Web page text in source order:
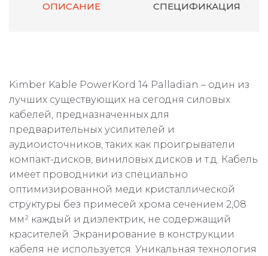
ОПИСАНИЕ СПЕЦИФИКАЦИЯ
Kimber Kable PowerKord 14 Palladian – один из
лучших существующих на сегодня силовых
кабелей, предназначенных для
предварительных усилителей и
аудиоисточников, таких как проигрыватели
компакт-дисков, виниловых дисков и т.д. Кабель
имеет проводники из специально
оптимизированной меди кристаллической
структуры без примесей хрома сечением 2,08
мм² каждый и диэлектрик, не содержащий
красителей. Экранирование в конструкции
кабеля не используется. Уникальная технология